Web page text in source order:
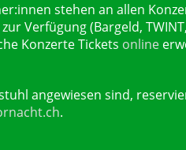
stehen an allen
Verfügung (Bargeld,
Konzerte Tickets online
angewiesen sind,
.